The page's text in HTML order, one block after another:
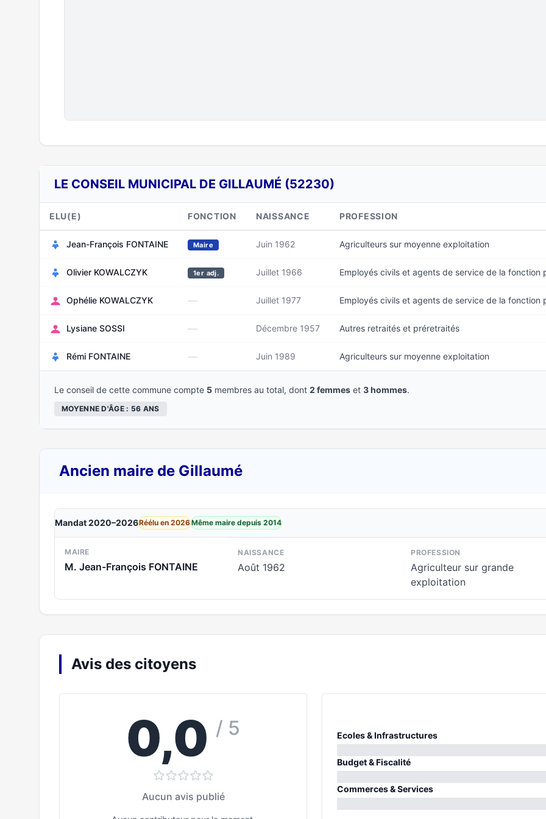
LE CONSEIL MUNICIPAL DE GILLAUMÉ (52230)
ELU(E) FONCTION NAISSANCE PROFESSION
Jean-François FONTAINE Maire Juin 1962 Agriculteurs sur moyenne exploitation
Olivier KOWALCZYK 1er adj. Juillet 1966 Employés civils et agents de service de la fonction
Ophélie KOWALCZYK — Juillet 1977 Employés civils et agents de service de la fonction
Lysiane SOSSI — Décembre 1957 Autres retraités et préretraités
Rémi FONTAINE — Juin 1989 Agriculteurs sur moyenne exploitation
Le conseil de cette commune compte 5 membres au total, dont 2 femmes et 3 hommes.
MOYENNE D'ÂGE : 56 ANS
Ancien maire de Gillaumé
Mandat 2020–2026Réélu en 2026Même maire depuis 2014
MAIRE
M. Jean-François FONTAINE
NAISSANCE
Août 1962
PROFESSION
Agriculteur sur grande
exploitation
Avis des citoyens
0,0 / 5
Aucun avis publié
Ecoles & Infrastructures
0%
Budget & Fiscalité
0%
Commerces & Services